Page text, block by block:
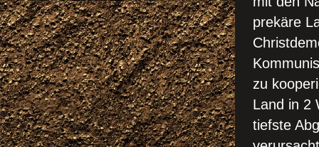
prekäre
zu
Land in 2
tiefste